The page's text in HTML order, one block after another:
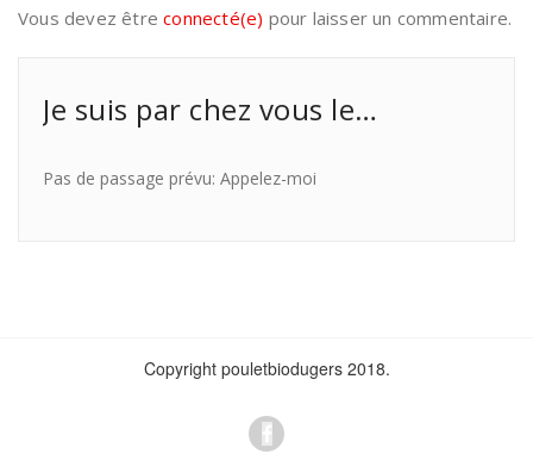
Vous devez êtreconnecté(e) pour laisser un commentaire.
Je suis par chez vous le…
Pas de passage prévu: Appelez-moi
Copyright pouletbiodugers 2018.